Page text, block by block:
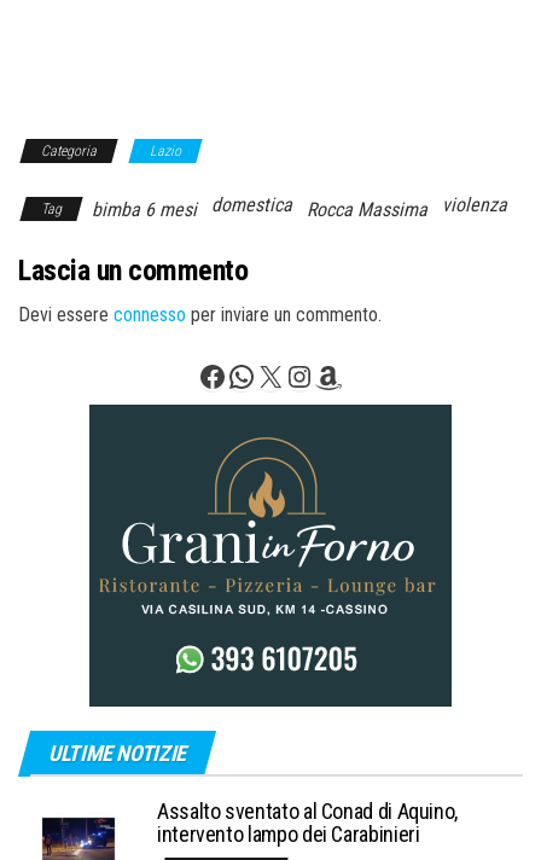
Categoria Lazio
Tag bimba 6 mesi domestica Rocca Massima violenza
Lascia un commento
Devi essere connesso per inviare un commento.
Facebook
WhatsApp
X Instagram
Amazon
ULTIME NOTIZIE
Assalto sventato al Conad di Aquino,
intervento lampo dei Carabinieri